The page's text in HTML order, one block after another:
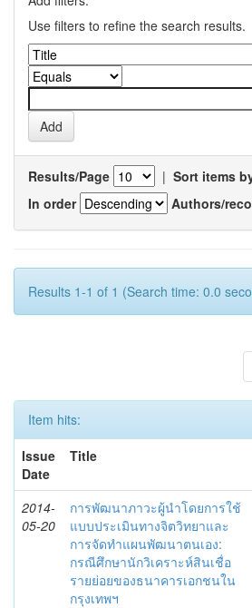
Use filters to refine the search results.
Results/Page | Sort items
In order
Authors/
Results 1-1 of 1 (Search time: 0.0
Item hits:
Issue
Date
Title
2014-
05-20
การพัฒนาภาวะผู้นำโดยการใช้
แบบประเมินทางจิตวิทยาและ
การจัดทำแผนพัฒนาตนเอง:
กรณีศึกษานักวิเคราะห์สินเชื่อ
รายย่อยของธนาคารเอกชนใน
กรุงเทพฯ